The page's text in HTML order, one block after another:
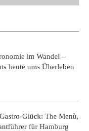
im Wandel –
heute ums Überleben
Glück: The Menù,
für Hamburg